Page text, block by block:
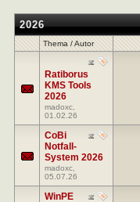
2026
Thema / Autor
Ratiborus
KMS Tools
2026
madoxc
01.02.26
CoBi
Notfall-
System 2026
madoxc
05.07.26
WinPE